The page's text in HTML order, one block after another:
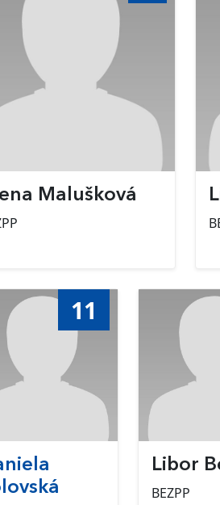
Malušková
11
Libor
BEZPP